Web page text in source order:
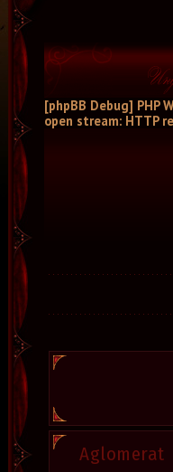
[phpBB Debug] PHP
open stream: HTTP
Aglomerat